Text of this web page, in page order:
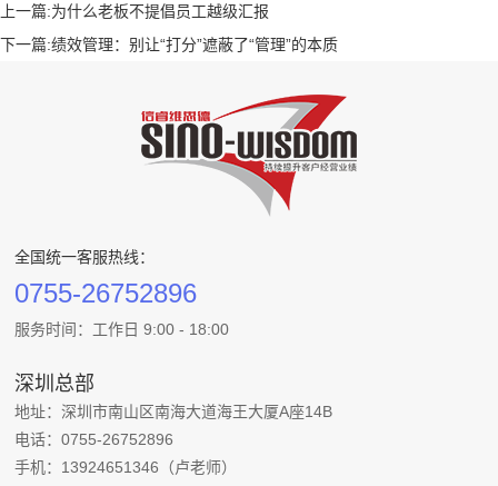
上一篇:为什么老板不提倡员工越级汇报
下一篇:绩效管理：别让“打分”遮蔽了“管理”的本质
全国统一客服热线：
0755-26752896
服务时间：工作日 9:00 - 18:00
深圳总部
地址：深圳市南山区南海大道海王大厦A座14B
电话：0755-26752896
手机：13924651346（卢老师）